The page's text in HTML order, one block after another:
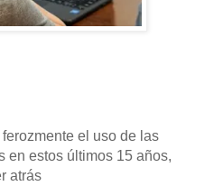
el uso de las
en estos últimos 15 años,
atrás